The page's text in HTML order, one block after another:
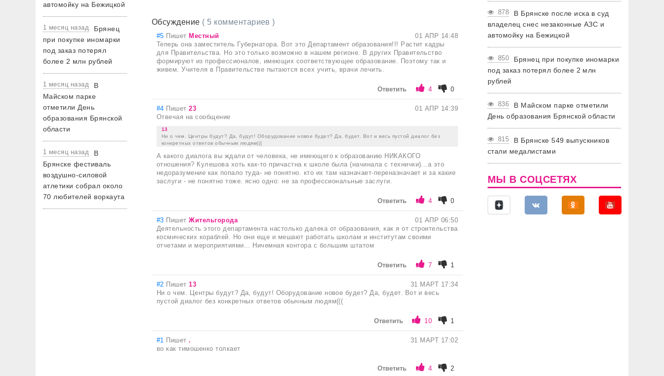
автомойку на Бежицкой
1 месяц назад
Брянец
при покупке иномарки
под заказ потерял
более 2 млн рублей
1 месяц назад
В
Майском парке
отметили День
образования Брянской
области
1 месяц назад
В
Брянске фестиваль
воздушно-силовой
атлетики собрал около
70 любителей воркаута
Обсуждение ( 5 комментариев )
#5 Пишет Местный
01 АПР 14:48
Теперь она заместитель Губернатора. Вот это Департамент образования!!! Растит кадры
для Правительства. Но это только возможно в нашем регионе. В других Правительство
формируют из профессионалов, имеющих соответствующее образование. Поэтому так и
живем. Учителя в Правительстве пытаются всех учить, врачи лечить.
Ответить 4 0
#4 Пишет23
01 АПР 14:39
Отвечая на сообщение
13
Ни о чем. Центры будут? Да, будут! Оборудование новое будет? Да, будет. Вот и весь пустой диалог без
конкретных ответов обычным людям(((
А какого диалога вы ждали от человека, не имеющего к образованию НИКАКОГО
отношения? Кулешова хоть как-то причастна к школе была (начинала с технички)...а это
недоразумение как попало туда- не понятно. кто их там назначает-переназначает и за какие
заслуги - не понятно тоже. ясно одно: не за профессиональные заслуги.
Ответить 4 0
#3 ПишетЖительгорода
01 АПР 06:50
Деятельность этого департамента настолько далека от образования, как я от строительства
космических кораблей. Но они еще и мешают работать школам и институтам своими
отчетами и мероприятиями... Ничемная контора с большим штатом
Ответить 7 1
#2 Пишет13
31 МАРТ 17:34
Ни о чем. Центры будут? Да, будут! Оборудование новое будет? Да, будет. Вот и весь
пустой диалог без конкретных ответов обычным людям(((
Ответить 10 1
#1 Пишет.
31 МАРТ 17:02
во как тимошенко толкает
Ответить 4 2
878
В Брянске после иска в суд
владелец снес незаконные АЗС и
автомойку на Бежицкой
850
Брянец при покупке иномарки
под заказ потерял более 2 млн
рублей
836
В Майском парке отметили
День образования Брянской области
815
В Брянске 549 выпускников
стали медалистами
МЫ В СОЦСЕТЯХ